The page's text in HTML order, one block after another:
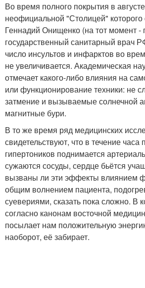
Во время полного покрытия в
неофициальной "Столицей" которого
Геннадий Онищенко (на тот момент -
государственный санитарный врач
число инсультов и инфарктов во
не увеличивается. Академическая
отмечает какого-либо влияния на
или функционирование техники: не
затмение и вызываемые солнечной
магнитные бури.
В то же время ряд медицинских
свидетельствуют, что в течение часа
гипертоников поднимается
сужаются сосуды, сердце бьётся
вызваны ли эти эффекты влиянием
общим волнением пациента,
суевериями, сказать пока сложно. В
согласно канонам восточной
посылает нам положительную
наоборот, её забирает.